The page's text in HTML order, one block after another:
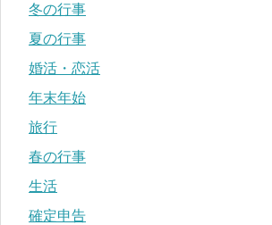
冬の行事
夏の行事
婚活・恋活
年末年始
旅行
春の行事
生活
確定申告